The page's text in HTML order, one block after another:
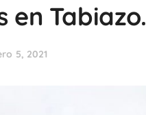
en Tabiazo.
5, 2021